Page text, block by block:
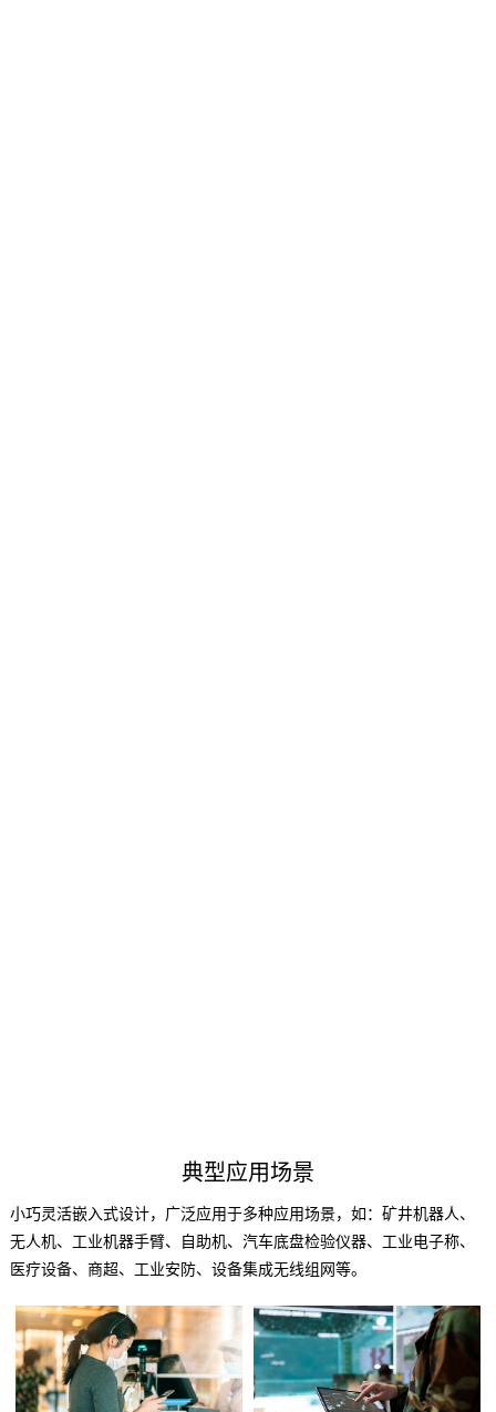
典型应用场景
小巧灵活嵌入式设计，广泛应用于多种应用场景，如：矿井机器人、
无人机、工业机器手臂、自助机、汽车底盘检验仪器、工业电子称、
医疗设备、商超、工业安防、设备集成无线组网等。